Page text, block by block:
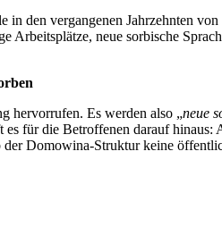
den vergangenen Jahrzehnten
neue sorbische
hervorrufen. Es werden also „neue
für die Betroffenen darauf
Domowina-Struktur keine